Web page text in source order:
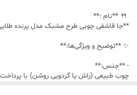
دسترسی به وسایل داخل باکس را آسان کرده و
آن‌ها جلوگیری می‌کند.
این جا قاشقی گزینه‌ای مناسب برای
آشپزخانه، کافه‌ها، رستوران‌ها و حتی به عنوان
دکوراسیون آشپزخانه است.
🍴 **نام :**
**جا قاشقی چوبی طرح مشبک مدل پرنده
✨ **توضیح و ویژگی‌ها:**
- **جنس:**
چوب طبیعی (راش یا گردویی روشن) با